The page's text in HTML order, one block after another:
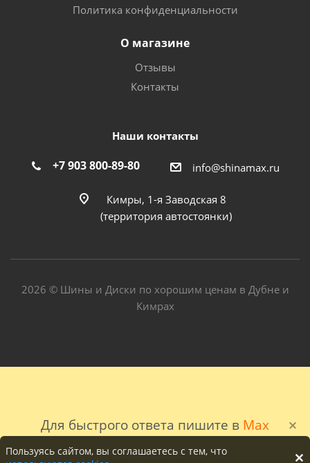
Для быстрого ответа пишите в Max
Политика конфиденциальности
О магазине
Отзывы
Контакты
Наши контакты
+7 903 800-89-80 info@shinamax.ru
Кимры, 1-я Заводская 8
(территория автостоянки)
2026 © Шины и Диски по хорошим ценам в Дубне и
Кимрах
Пользуясь сайтом, вы соглашаетесь с тем, что